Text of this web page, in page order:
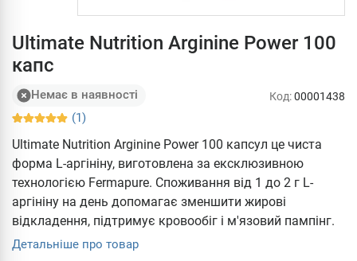
Ultimate Nutrition Arginine Power 100
капс
Немає в наявності
(1)
Код:00001438
Ultimate Nutrition Arginine Power 100 капсул це чиста
форма L-аргініну, виготовлена за ексклюзивною
технологією Fermapure. Споживання від 1 до 2 г L-
аргініну на день допомагає зменшити жирові
відкладення, підтримує кровообіг і м'язовий пампінг.
Детальніше про товар